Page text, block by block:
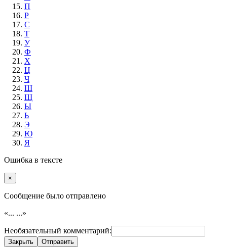
П
Р
С
Т
У
Ф
Х
Ц
Ч
Ш
Щ
Ы
Ь
Э
Ю
Я
Ошибка в тексте
×
Cообщение было отправлено
«... ...»
Необязательный комментарий:
Закрыть Отправить